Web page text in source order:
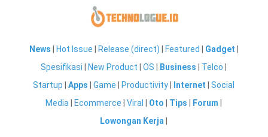
News Hot Issue Release (direct) Featured Gadget
Spesifikasi
New Product |OS Business Telco
Startup |Apps |Game Productivity Internet |Social
Media
Ecommerce |Viral Oto Tips Forum
Lowongan Kerja